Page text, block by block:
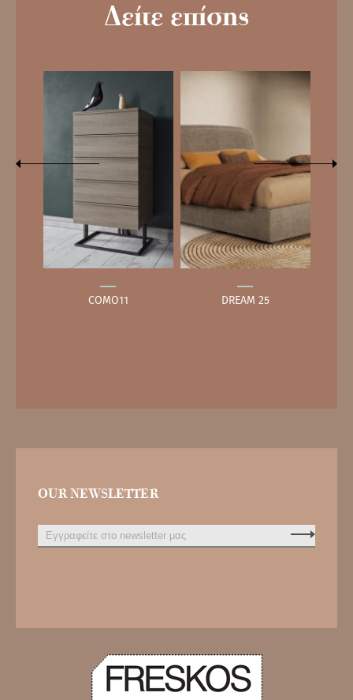
Δείτε επίσης
COMO11 DREAM 25
OUR NEWSLETTER